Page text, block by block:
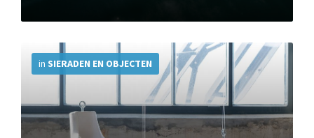
in SIERADEN EN OBJECTEN
Info